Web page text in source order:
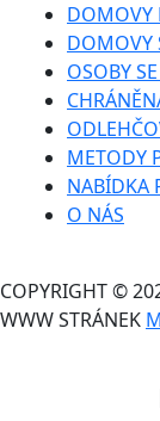
DOMOVY
DOMOVY
OSOBY
METODY
NABÍDKA
O NÁS
COPYRIGHT ©
WWW STRÁNEK